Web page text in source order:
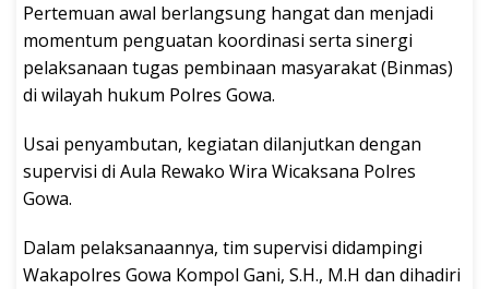
Pertemuan awal berlangsung hangat dan menjadi
momentum penguatan koordinasi serta sinergi
pelaksanaan tugas pembinaan masyarakat (Binmas)
di wilayah hukum Polres Gowa.
Usai penyambutan, kegiatan dilanjutkan dengan
supervisi di Aula Rewako Wira Wicaksana Polres
Gowa.
Dalam pelaksanaannya, tim supervisi didampingi
Wakapolres Gowa Kompol Gani, S.H., M.H dan dihadiri